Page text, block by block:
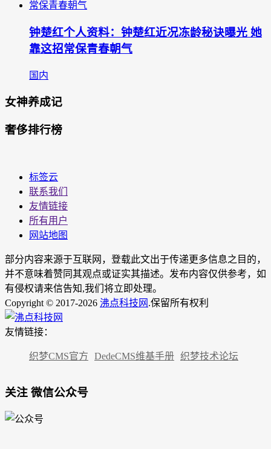
钟楚红个人资料：钟楚红近况冻龄秘诀曝光 她
靠这招常保青春朝气
国内
女神养成记
奢侈排行榜
标签云
联系我们
友情链接
所有用户
网站地图
部分内容来源于互联网，登载此文出于传递更多信息之目的，
并不意味着赞同其观点或证实其描述。发布内容仅供参考，如
有侵权请来信告知,我们将立即处理。
Copyright © 2017-2026 沸点科技网 .保留所有权利
友情链接：
织梦CMS官方 DedeCMS维基手册 织梦技术论坛
关注 微信公众号